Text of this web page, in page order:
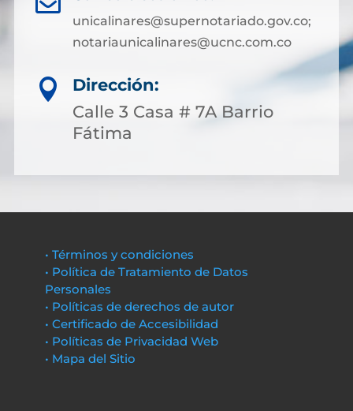
unicalinares@supernotariado.gov.co;
notariaunicalinares@ucnc.com.co

Dirección:
Calle 3 Casa # 7A Barrio
Fátima
• Términos y condiciones
• Política de Tratamiento de Datos
Personales
• Políticas de derechos de autor
• Certificado de Accesibilidad
• Políticas de Privacidad Web
• Mapa del Sitio